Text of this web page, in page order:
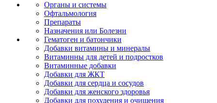
Органы и системы
Офтальмология
Препараты
Назначения или Болезни
Гематоген и батончики
Добавки витамины и минералы
Витаминны для детей и подростков
Витаминные добавки
Добавки для ЖКТ
Добавки для сердца и сосудов
Добавки для женского здоровья
Добавки для похудения и очищения